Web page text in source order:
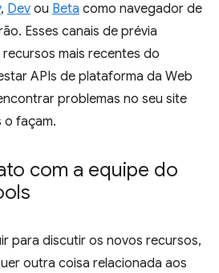
, Dev ou Beta como navegador de
Esses canais de prévia
mais recentes do
APIs de plataforma da Web
problemas no seu site
o façam.
com a equipe do
para discutir os novos recursos,
outra coisa relacionada aos